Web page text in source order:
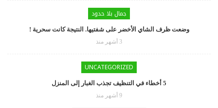
جمال بلا حدود
وضعت ظرف الشاي الأخضر على شفتيها. النتيجة كانت سحرية !
3 أشهر منذ
UNCATEGORIZED
5 أخطاء في التنظيف تجذب الغبار إلى المنزل
9 أشهر منذ